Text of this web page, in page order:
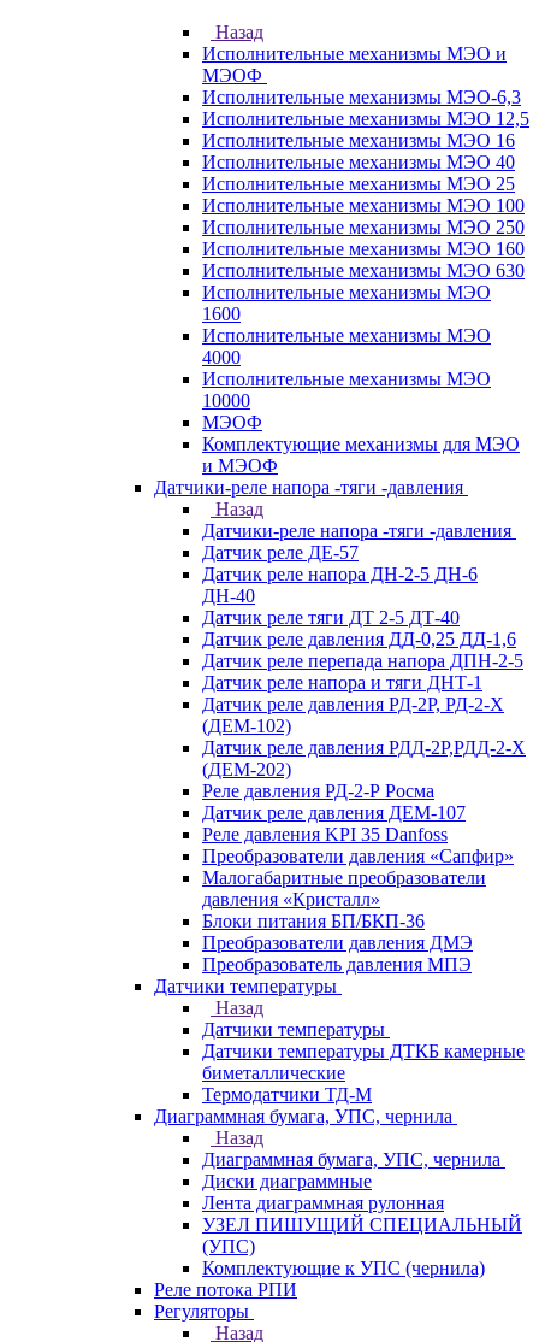
Назад
Исполнительные механизмы МЭО и
МЭОФ
Исполнительные механизмы МЭО-6,3
Исполнительные механизмы МЭО 12,5
Исполнительные механизмы МЭО 16
Исполнительные механизмы МЭО 40
Исполнительные механизмы МЭО 25
Исполнительные механизмы МЭО 100
Исполнительные механизмы МЭО 250
Исполнительные механизмы МЭО 160
Исполнительные механизмы МЭО 630
Исполнительные механизмы МЭО
1600
Исполнительные механизмы МЭО
4000
Исполнительные механизмы МЭО
10000
МЭОФ
Комплектующие механизмы для МЭО
и МЭОФ
Датчики-реле напора -тяги -давления
Назад
Датчики-реле напора -тяги -давления
Датчик реле ДЕ-57
Датчик реле напора ДН-2-5 ДН-6
ДН-40
Датчик реле тяги ДТ 2-5 ДТ-40
Датчик реле давления ДД-0,25 ДД-1,6
Датчик реле перепада напора ДПН-2-5
Датчик реле напора и тяги ДНТ-1
Датчик реле давления РД-2Р, РД-2-Х
(ДЕМ-102)
Датчик реле давления РДД-2Р,РДД-2-Х
(ДЕМ-202)
Реле давления РД-2-Р Росма
Датчик реле давления ДЕМ-107
Реле давления KPI 35 Danfoss
Преобразователи давления «Сапфир»
Малогабаритные преобразователи
давления «Кристалл»
Блоки питания БП/БКП-36
Преобразователи давления ДМЭ
Преобразователь давления МПЭ
Датчики температуры
Назад
Датчики температуры
Датчики температуры ДТКБ камерные
биметаллические
Термодатчики ТД-М
Диаграммная бумага, УПС, чернила
Назад
Диаграммная бумага, УПС, чернила
Диски диаграммные
Лента диаграммная рулонная
УЗЕЛ ПИШУЩИЙ СПЕЦИАЛЬНЫЙ
(УПС)
Комплектующие к УПС (чернила)
Реле потока РПИ
Регуляторы
Назад